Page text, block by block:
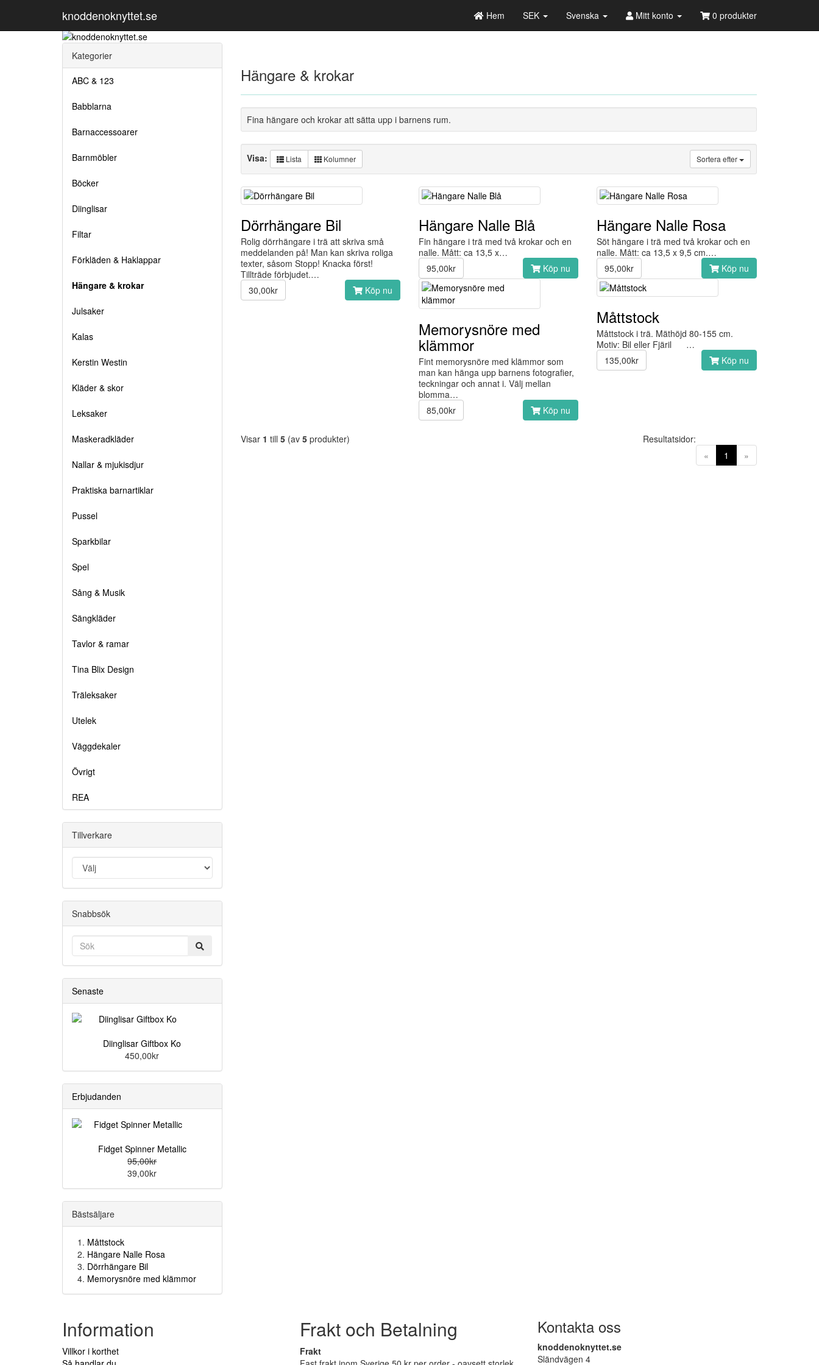
knoddenoknyttet.se Hem SEK Svenska Mitt konto 0 produkter
Hängare & krokar
Fina hängare och krokar att sätta upp i barnens rum.
Sortera efter
Visa: Lista Kolumner
Dörrhängare Bil
Rolig dörrhängare i trä att skriva små
meddelanden på! Man kan skriva roliga
texter, såsom Stopp! Knacka först!
Tillträde förbjudet.…
30,00kr
Köp nu
Hängare Nalle Blå
Fin hängare i trä med två krokar och en
nalle. Mått: ca 13,5 x…
95,00kr
Köp nu
Hängare Nalle Rosa
Söt hängare i trä med två krokar och en
nalle. Mått: ca 13,5 x 9,5 cm.…
95,00kr
Köp nu
Memorysnöre med
klämmor
Fint memorysnöre med klämmor som
man kan hänga upp barnens fotografier,
teckningar och annat i. Välj mellan
blomma…
85,00kr
Köp nu
Måttstock
Måttstock i trä. Mäthöjd 80-155 cm.
Motiv: Bil eller Fjäril …
135,00kr
Köp nu
Visar 1 till 5(av 5produkter)
«
1 (current)
»
Resultatsidor:
Kategorier
ABC & 123
Babblarna
Barnaccessoarer
Barnmöbler
Böcker
Diinglisar
Filtar
Förkläden & Haklappar
Hängare & krokar
Julsaker
Kalas
Kerstin Westin
Kläder & skor
Leksaker
Maskeradkläder
Nallar & mjukisdjur
Praktiska barnartiklar
Pussel
Sparkbilar
Spel
Sång & Musik
Sängkläder
Tavlor & ramar
Tina Blix Design
Träleksaker
Utelek
Väggdekaler
Övrigt
REA
Tillverkare
Snabbsök
Senaste
Diinglisar Giftbox Ko
450,00kr
Erbjudanden
Fidget Spinner Metallic
95,00kr
39,00kr
Bästsäljare
Måttstock
Hängare Nalle Rosa
Dörrhängare Bil
Memorysnöre med klämmor
Information
Villkor i korthet
Frakt och Betalning
Frakt
Kontakta oss
knoddenoknyttet.se
Sländvägen 4